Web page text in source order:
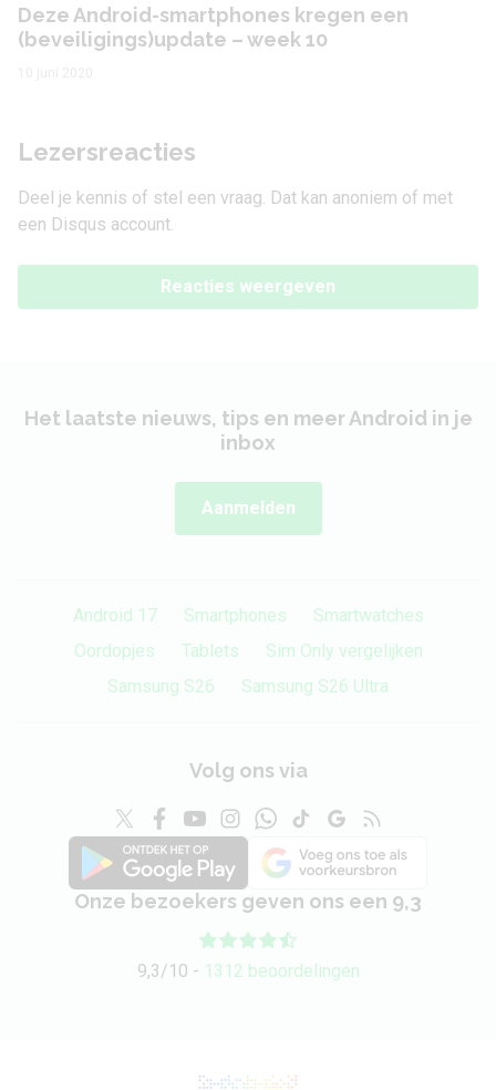
Deze Android-smartphones kregen een
(beveiligings)update – week 10
Lezersreacties
Deel je kennis of stel een vraag. Dat kan anoniem of met
een Disqus account.
Reacties weergeven
Het laatste nieuws, tips en meer Android in je
inbox
Aanmelden
Android 17 Smartphones
Smartwatches
Oordopjes
Tablets
Sim Only vergelijken
Samsung S26
Samsung S26 Ultra
Volg ons via
Onze bezoekers geven ons een 9,3
9,3/10 - 1312 beoordelingen